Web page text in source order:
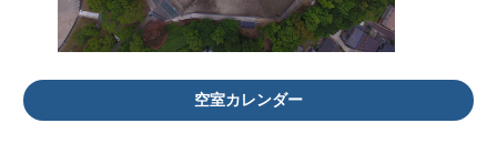
空室カレンダー